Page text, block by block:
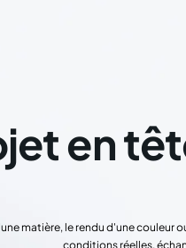
en
matière, le rendu d'une
conditions réelles,